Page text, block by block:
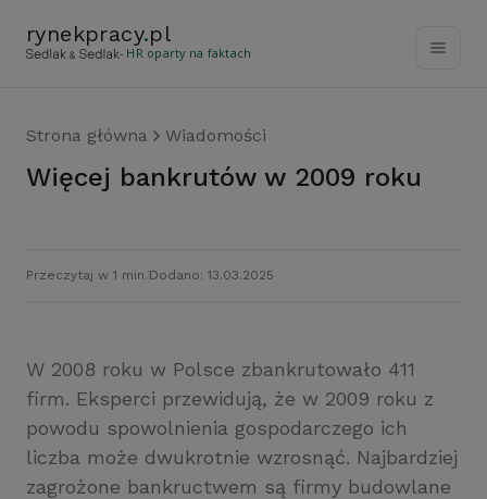
rynekpracy.pl
- HR oparty na faktach
Strona główna Wiadomości
Więcej bankrutów w 2009 roku
Przeczytaj w 1 min. Dodano: 13.03.2025
W 2008 roku w Polsce zbankrutowało 411
firm. Eksperci przewidują, że w 2009 roku z
powodu spowolnienia gospodarczego ich
liczba może dwukrotnie wzrosnąć. Najbardziej
zagrożone bankructwem są firmy budowlane